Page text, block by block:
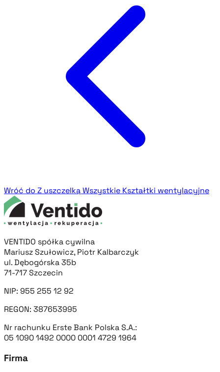
Wróć do Z uszczelkąWszystkie Kształtki wentylacyjne
VENTIDO spółka cywilna
Mariusz Szułowicz, Piotr Kalbarczyk
ul. Dębogórska 35b
71-717 Szczecin
NIP: 955 255 12 92
REGON: 387653995
Nr rachunku Erste Bank Polska S.A.:
05 1090 1492 0000 0001 4729 1964
Firma